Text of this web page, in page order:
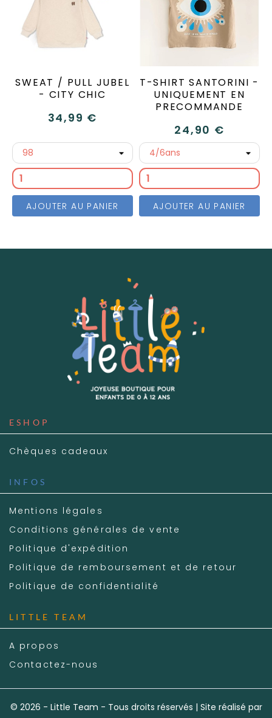
SWEAT / PULL JUBEL
- CITY CHIC
34,99 €
AJOUTER AU PANIER
T-SHIRT SANTORINI -
UNIQUEMENT EN
PRECOMMANDE
24,90 €
AJOUTER AU PANIER
ESHOP
Chèques cadeaux
INFOS
Mentions légales
Conditions générales de vente
Politique d'expédition
Politique de remboursement et de retour
Politique de confidentialité
LITTLE TEAM
A propos
Contactez-nous
© 2026 - Little Team - Tous droits réservés | Site réalisé par